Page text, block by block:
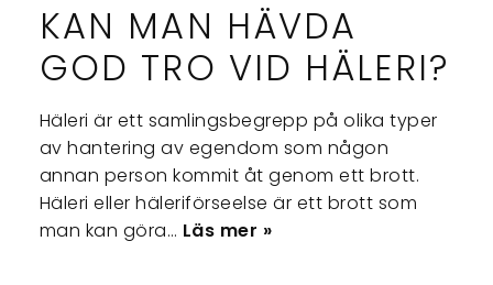
KAN MAN HÄVDA
GOD TRO VID HÄLERI?
Häleri är ett samlingsbegrepp på olika typer
av hantering av egendom som någon
annan person kommit åt genom ett brott.
Häleri eller häleriförseelse är ett brott som
man kan göra… Läs mer »